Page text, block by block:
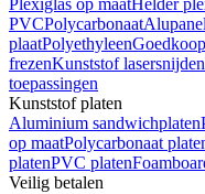
Plexiglas op maatHelder
PVCPolycarbonaatAlupanel
plaatPolyethyleen
frezenKunststof lasersnijden
toepassingen
Kunststof platen
Aluminium sandwichplaten
op maatPolycarbonaat
platenPVC platen
Veilig betalen